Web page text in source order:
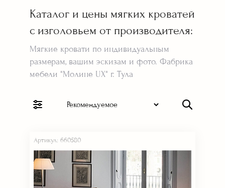
Каталог и цены мягких кроватей
с изголовьем от производителя:
Мягкие кровати по индивидуальным
размерам, вашим эскизам и фото. Фабрика
мебели "Молине UX" г. Тула
Артикул: 660580